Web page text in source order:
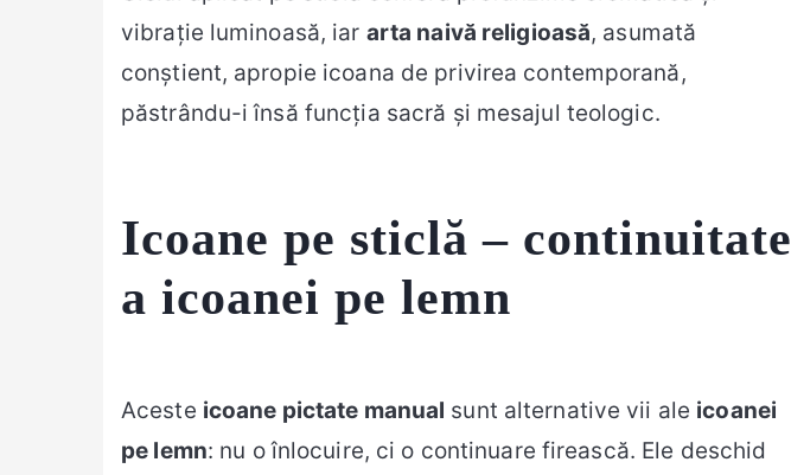
vibrație luminoasă, iar arta naivă religioasă, asumată
conștient, apropie icoana de privirea contemporană,
păstrându-i însă funcția sacră și mesajul teologic.
Icoane pe sticlă – continuitate
a icoanei pe lemn
Aceste icoane pictate manual sunt alternative vii ale icoanei
pe lemn: nu o înlocuire, ci o continuare firească. Ele deschid